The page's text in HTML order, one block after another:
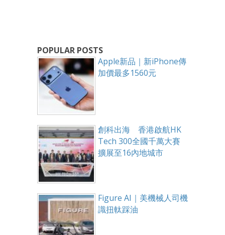
POPULAR POSTS
Apple新品｜新iPhone傳
加價最多1560元
創科出海 香港啟航HK
Tech 300全國千萬大賽
擴展至16內地城市
Figure AI｜美機械人司機
識扭軚踩油